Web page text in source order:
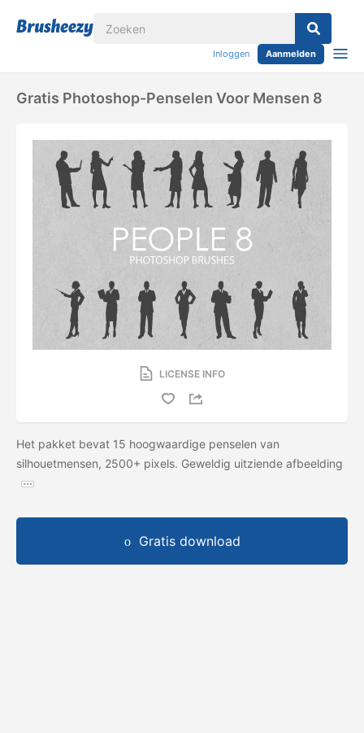
Inloggen Aanmelden
Gratis Photoshop-Penselen Voor Mensen 8
LICENSE INFO
Het pakket bevat 15 hoogwaardige penselen van
silhouetmensen, 2500+ pixels. Geweldig uitziende afbeelding
Gratis download